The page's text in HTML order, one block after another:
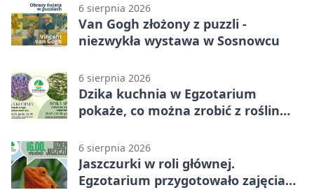
6 sierpnia 2026
Van Gogh złożony z puzzli -
niezwykła wystawa w Sosnowcu
6 sierpnia 2026
Dzika kuchnia w Egzotarium
pokaże, co można zrobić z roślin
6 sierpnia 2026
Jaszczurki w roli głównej.
Egzotarium przygotowało zajęcia